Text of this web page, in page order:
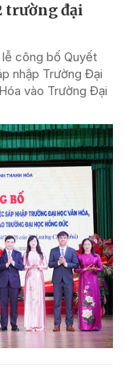
trường đại
công bố Quyết
nhập Trường Đại
vào Trường Đại